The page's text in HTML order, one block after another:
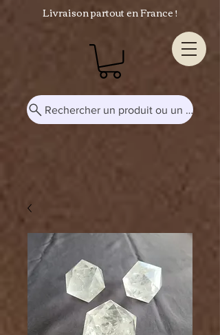
Livraison partout en France !
Rechercher un produit ou un mot-